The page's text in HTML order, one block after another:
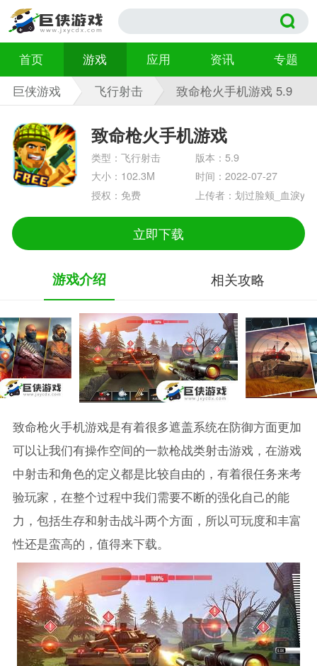
首页 游戏 应用 资讯
专题
巨侠游戏
飞行射击 致命枪火手机游戏 5.9
致命枪火手机游戏
类型：飞行射击
版本：5.9
大小：102.3M
时间：2022-07-27
授权：免费
上传者：划过脸颊_血淚y
立即下载
游戏介绍 相关攻略
致命枪火手机游戏是有着很多遮盖系统在防御方面更加
可以让我们有操作空间的一款枪战类射击游戏，在游戏
中射击和角色的定义都是比较自由的，有着很任务来考
验玩家，在整个过程中我们需要不断的强化自己的能
力，包括生存和射击战斗两个方面，所以可玩度和丰富
性还是蛮高的，值得来下载。